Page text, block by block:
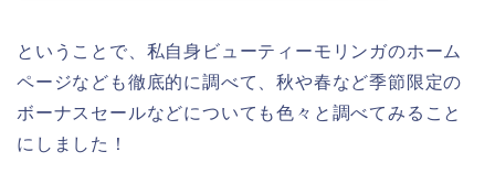
ということで、私自身ビューティーモリンガのホーム
ページなども徹底的に調べて、秋や春など季節限定の
ボーナスセールなどについても色々と調べてみること
にしました！